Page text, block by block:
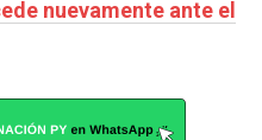
nuevamente ante el